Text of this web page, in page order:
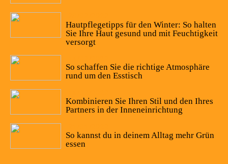
Hautpflegetipps für den Winter: So halten
Sie Ihre Haut gesund und mit Feuchtigkeit
versorgt
So schaffen Sie die richtige Atmosphäre
rund um den Esstisch
Kombinieren Sie Ihren Stil und den Ihres
Partners in der Inneneinrichtung
So kannst du in deinem Alltag mehr Grün
essen